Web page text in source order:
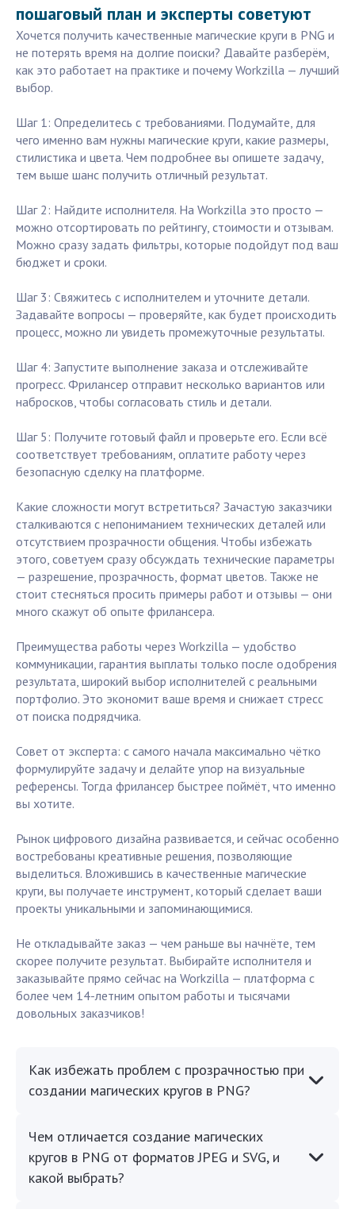
пошаговый план и эксперты советуют
Хочется получить качественные магические круги в PNG и
не потерять время на долгие поиски? Давайте разберём,
как это работает на практике и почему Workzilla — лучший
выбор.
Шаг 1: Определитесь с требованиями. Подумайте, для
чего именно вам нужны магические круги, какие размеры,
стилистика и цвета. Чем подробнее вы опишете задачу,
тем выше шанс получить отличный результат.
Шаг 2: Найдите исполнителя. На Workzilla это просто —
можно отсортировать по рейтингу, стоимости и отзывам.
Можно сразу задать фильтры, которые подойдут под ваш
бюджет и сроки.
Шаг 3: Свяжитесь с исполнителем и уточните детали.
Задавайте вопросы — проверяйте, как будет происходить
процесс, можно ли увидеть промежуточные результаты.
Шаг 4: Запустите выполнение заказа и отслеживайте
прогресс. Фрилансер отправит несколько вариантов или
набросков, чтобы согласовать стиль и детали.
Шаг 5: Получите готовый файл и проверьте его. Если всё
соответствует требованиям, оплатите работу через
безопасную сделку на платформе.
Какие сложности могут встретиться? Зачастую заказчики
сталкиваются с непониманием технических деталей или
отсутствием прозрачности общения. Чтобы избежать
этого, советуем сразу обсуждать технические параметры
— разрешение, прозрачность, формат цветов. Также не
стоит стесняться просить примеры работ и отзывы — они
много скажут об опыте фрилансера.
Преимущества работы через Workzilla — удобство
коммуникации, гарантия выплаты только после одобрения
результата, широкий выбор исполнителей с реальными
портфолио. Это экономит ваше время и снижает стресс
от поиска подрядчика.
Совет от эксперта: с самого начала максимально чётко
формулируйте задачу и делайте упор на визуальные
референсы. Тогда фрилансер быстрее поймёт, что именно
вы хотите.
Рынок цифрового дизайна развивается, и сейчас особенно
востребованы креативные решения, позволяющие
выделиться. Вложившись в качественные магические
круги, вы получаете инструмент, который сделает ваши
проекты уникальными и запоминающимися.
Не откладывайте заказ — чем раньше вы начнёте, тем
скорее получите результат. Выбирайте исполнителя и
заказывайте прямо сейчас на Workzilla — платформа с
более чем 14-летним опытом работы и тысячами
довольных заказчиков!
Как избежать проблем с прозрачностью при
создании магических кругов в PNG?
Чем отличается создание магических
кругов в PNG от форматов JPEG и SVG, и
какой выбрать?